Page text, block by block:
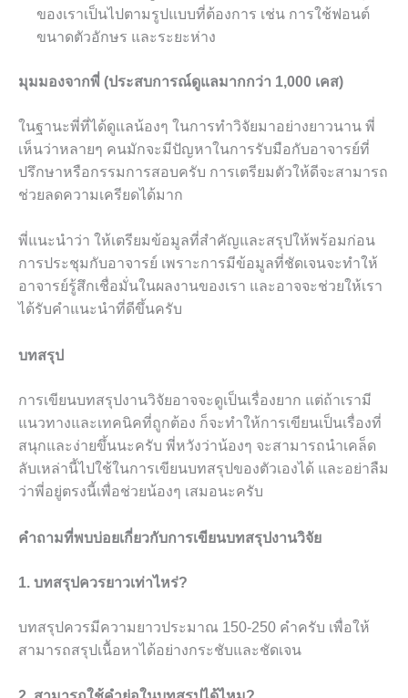
ของเราเป็นไปตามรูปแบบที่ต้องการ เช่น การใช้ฟอนต์
ขนาดตัวอักษร และระยะห่าง
มุมมองจากพี่ (ประสบการณ์ดูแลมากกว่า 1,000 เคส)
ในฐานะพี่ที่ได้ดูแลน้องๆ ในการทำวิจัยมาอย่างยาวนาน พี่
เห็นว่าหลายๆ คนมักจะมีปัญหาในการรับมือกับอาจารย์ที่
ปรึกษาหรือกรรมการสอบครับ การเตรียมตัวให้ดีจะสามารถ
ช่วยลดความเครียดได้มาก
พี่แนะนำว่า ให้เตรียมข้อมูลที่สำคัญและสรุปให้พร้อมก่อน
การประชุมกับอาจารย์ เพราะการมีข้อมูลที่ชัดเจนจะทำให้
อาจารย์รู้สึกเชื่อมั่นในผลงานของเรา และอาจจะช่วยให้เรา
ได้รับคำแนะนำที่ดีขึ้นครับ
บทสรุป
การเขียนบทสรุปงานวิจัยอาจจะดูเป็นเรื่องยาก แต่ถ้าเรามี
แนวทางและเทคนิคที่ถูกต้อง ก็จะทำให้การเขียนเป็นเรื่องที่
สนุกและง่ายขึ้นนะครับ พี่หวังว่าน้องๆ จะสามารถนำเคล็ด
ลับเหล่านี้ไปใช้ในการเขียนบทสรุปของตัวเองได้ และอย่าลืม
ว่าพี่อยู่ตรงนี้เพื่อช่วยน้องๆ เสมอนะครับ
คำถามที่พบบ่อยเกี่ยวกับการเขียนบทสรุปงานวิจัย
1. บทสรุปควรยาวเท่าไหร่?
บทสรุปควรมีความยาวประมาณ 150-250 คำครับ เพื่อให้
สามารถสรุปเนื้อหาได้อย่างกระชับและชัดเจน